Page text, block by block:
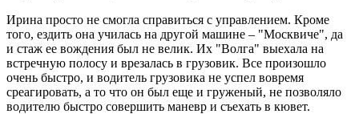
Ирина просто не смогла справиться с управлением. Кроме
того, ездить она училась на другой машине – "Москвиче", да
и стаж ее вождения был не велик. Их "Волга" выехала на
встречную полосу и врезалась в грузовик. Все произошло
очень быстро, и водитель грузовика не успел вовремя
среагировать, а то что он был еще и груженый, не позволяло
водителю быстро совершить маневр и съехать в кювет.